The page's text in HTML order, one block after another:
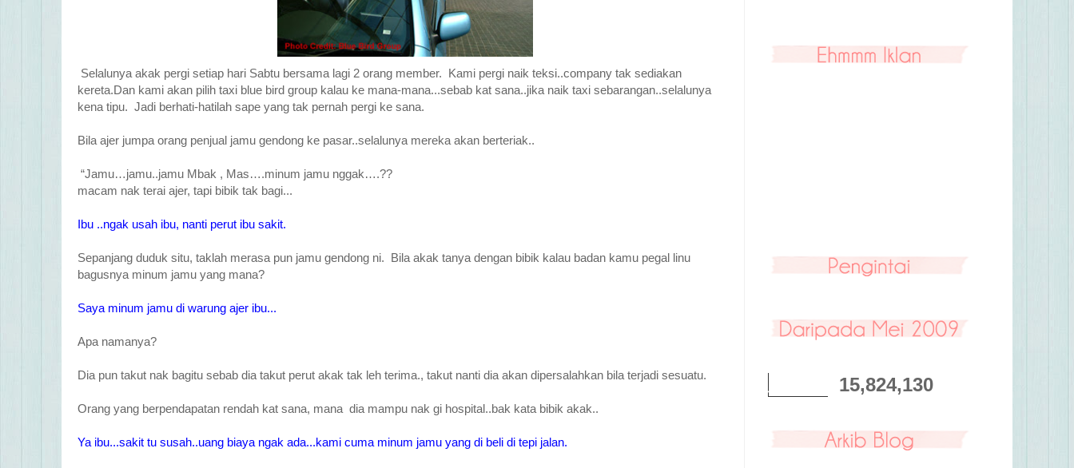
Selalunya akak pergi setiap hari Sabtu bersama lagi 2 orang member. Kami pergi naik teksi..company tak sediakan
kereta.Dan kami akan pilih taxi blue bird group kalau ke mana-mana...sebab kat sana..jika naik taxi sebarangan..selalunya
kena tipu. Jadi berhati-hatilah sape yang tak pernah pergi ke sana.
Bila ajer jumpa orang penjual jamu gendong ke pasar..selalunya mereka akan berteriak..
“Jamu…jamu..jamu Mbak , Mas….minum jamu nggak….??
macam nak terai ajer, tapi bibik tak bagi...
Ibu ..ngak usah ibu, nanti perut ibu sakit.
Sepanjang duduk situ, taklah merasa pun jamu gendong ni. Bila akak tanya dengan bibik kalau badan kamu pegal linu
bagusnya minum jamu yang mana?
Saya minum jamu di warung ajer ibu...
Apa namanya?
Dia pun takut nak bagitu sebab dia takut perut akak tak leh terima., takut nanti dia akan dipersalahkan bila terjadi sesuatu.
Orang yang berpendapatan rendah kat sana, mana dia mampu nak gi hospital..bak kata bibik akak..
Ya ibu...sakit tu susah..uang biaya ngak ada...kami cuma minum jamu yang di beli di tepi jalan.
15,824,130